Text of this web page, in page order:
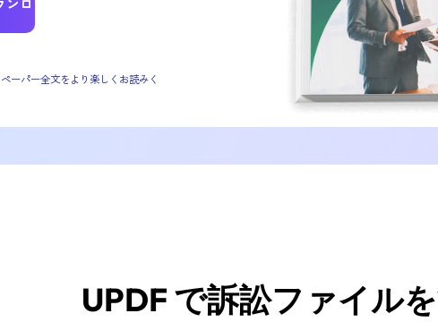
の電子ブリーフィング要件にどのように対応できるか
法域が、弁護士に電子的に訴状を提出することを求めて
使用すれば、電子ブリーフィングのプロセスは簡素化で
ーパーでは、これらのツールとその使い方について説明し
と:
ーフィングへの進化。
UPDF で訴訟ファイル